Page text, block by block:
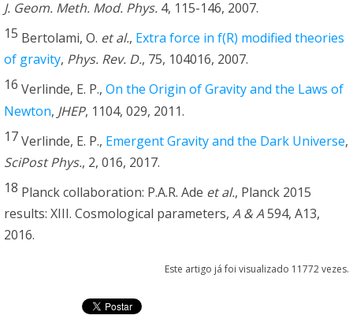
J. Geom. Meth. Mod. Phys. 4, 115-146, 2007.
15 Bertolami, O. et al., Extra force in f(R) modified theories
of gravity, Phys. Rev. D., 75, 104016, 2007.
16 Verlinde, E. P., On the Origin of Gravity and the Laws of
Newton, JHEP, 1104, 029, 2011.
17Verlinde, E. P., Emergent Gravity and the Dark Universe,
SciPost Phys., 2, 016, 2017.
18 Planck collaboration: P.A.R. Ade et al., Planck 2015
results: XIII. Cosmological parameters, A & A594, A13,
2016.
Este artigo já foi visualizado 11772 vezes.